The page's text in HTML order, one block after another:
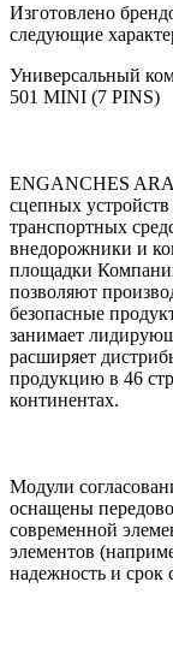
Изготовлено
следующие
Универсальный
501 MINI (7 PINS)
ENGANCHES
сцепных
транспортных
внедорожники и
площадки
позволяют
безопасные
занимает
расширяет
продукцию в 46
континентах.
Модули
оснащены
современной
элементов
надежность и срок